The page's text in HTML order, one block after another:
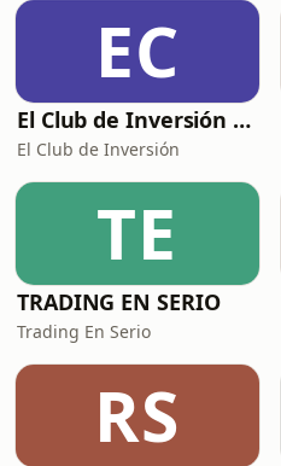
EC
El Club de Inversión podcast
El Club de Inversión
TE
TRADING EN SERIO
Trading En Serio
RS